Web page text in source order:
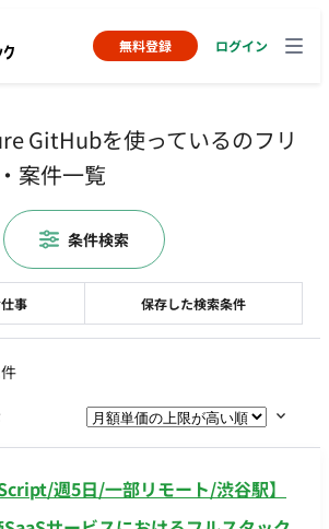
無料登録 ログイン
GitHubを使っているのフリ
案件一覧
件
週5日/一部リモート/渋谷駅】
事 保存した検索条件
条件検索